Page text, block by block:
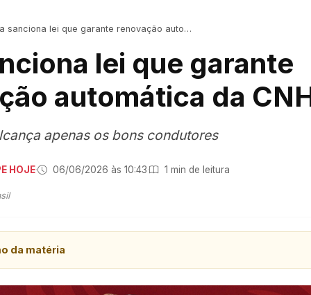
sanciona lei que garante renovação automática da CNH
lei que garante
automática da
apenas os bons condutores
HOJE· 06/06/2026 às 10:43· 1 min de leitura
da matéria